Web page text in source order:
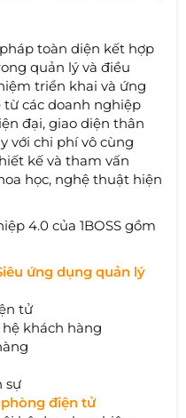
toàn diện kết hợp
quản lý và điều
triển khai và ứng
các doanh nghiệp
đại, giao diện thân
với chi phí vô cùng
kế và tham vấn
học, nghệ thuật hiện
4.0 của 1BOSS gồm
ứng dụng quản lý
tử
khách hàng
sự
phòng điện tử